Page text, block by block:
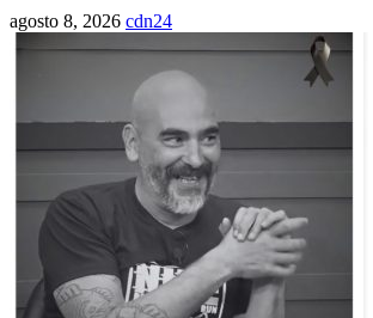
agosto 8, 2026 cdn24